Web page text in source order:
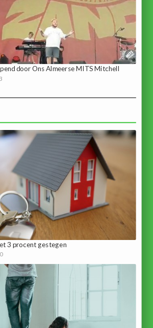
door Ons Almeerse MITS Mitchell
3 procent gestegen